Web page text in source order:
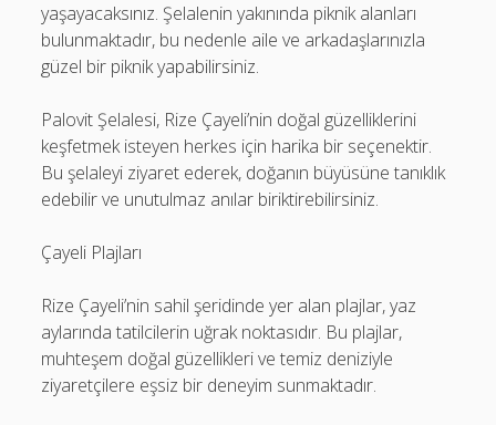
yaşayacaksınız. Şelalenin yakınında piknik alanları
bulunmaktadır, bu nedenle aile ve arkadaşlarınızla
güzel bir piknik yapabilirsiniz.
Palovit Şelalesi, Rize Çayeli’nin doğal güzelliklerini
keşfetmek isteyen herkes için harika bir seçenektir.
Bu şelaleyi ziyaret ederek, doğanın büyüsüne tanıklık
edebilir ve unutulmaz anılar biriktirebilirsiniz.
Çayeli Plajları
Rize Çayeli’nin sahil şeridinde yer alan plajlar, yaz
aylarında tatilcilerin uğrak noktasıdır. Bu plajlar,
muhteşem doğal güzellikleri ve temiz deniziyle
ziyaretçilere eşsiz bir deneyim sunmaktadır.